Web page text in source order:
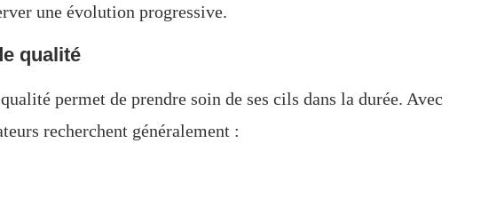
une évolution progressive.
qualité
permet de prendre soin de ses cils dans la durée. Avec
recherchent généralement :